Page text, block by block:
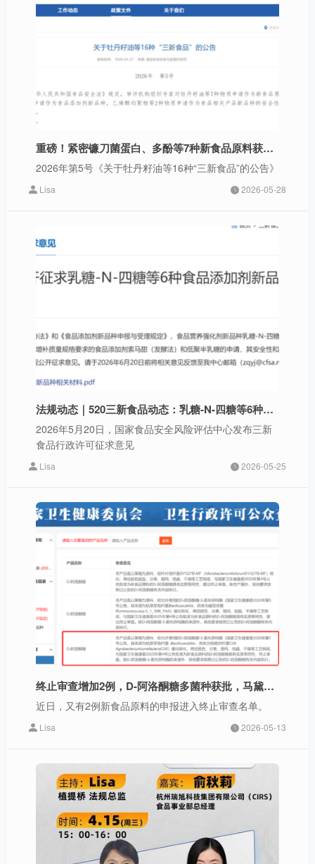
重磅！紧密镰刀菌蛋白、多酚等7种新食品原料获批！
2026年第5号《关于牡丹籽油等16种“三新食品”的公告》
Lisa 2026-05-28
法规动态｜520三新食品动态：乳糖-N-四糖等6种添加剂新品种征求意见
2026年5月20日，国家食品安全风险评估中心发布三新
食品行政许可征求意见
Lisa 2026-05-25
终止审查增加2例，D-阿洛酮糖多菌种获批，马黛茶打开饮料新赛道
近日，又有2例新食品原料的申报进入终止审查名单。
Lisa 2026-05-13